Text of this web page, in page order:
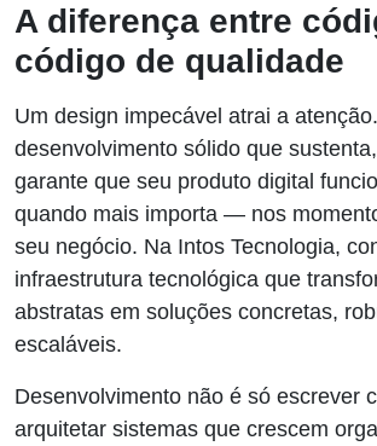
A diferença entre
código de qualidade
Um design impecável atrai a
desenvolvimento sólido que
garante que seu produto digital
quando mais importa — nos
seu negócio. Na Intos Tecnologia,
infraestrutura tecnológica que
abstratas em soluções concretas,
escaláveis.
Desenvolvimento não é só escrever
arquitetar sistemas que crescem